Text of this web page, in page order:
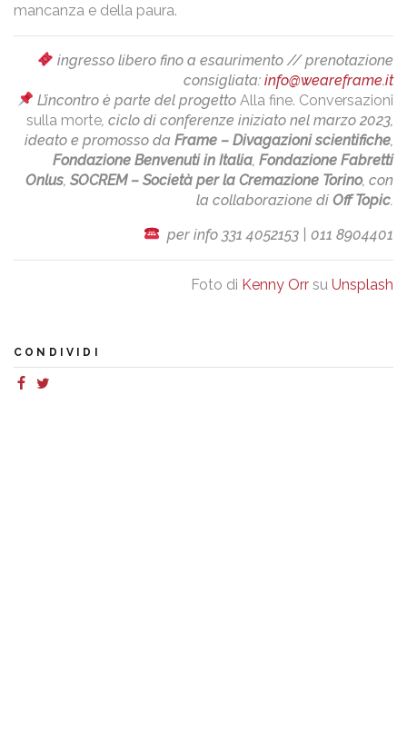
mancanza e della paura.
ingresso libero fino a esaurimento // prenotazione
consigliata: info@weareframe.it
L’incontro è parte del progetto Alla fine. Conversazioni
sulla morte , ciclo di conferenze iniziato nel marzo 2023,
ideato e promosso da Frame – Divagazioni scientifiche
Fondazione Benvenuti in Italia Fondazione Fabretti
Onlus SOCREM – Società per la Cremazione Torino, con
la collaborazione di Off Topic
per info 331 4052153 | 011 8904401
Foto di Kenny Orr su Unsplash
CONDIVIDI